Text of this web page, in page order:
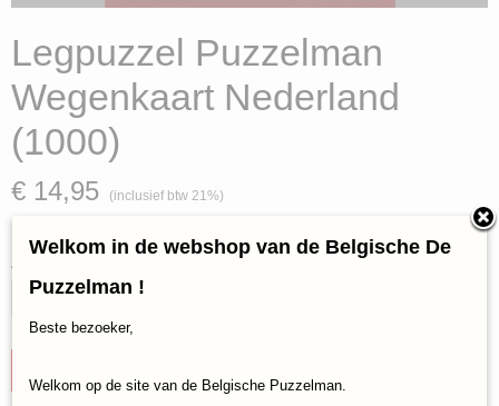
Legpuzzel Puzzelman
Wegenkaart Nederland
(1000)
€ 14,95 (inclusief btw 21%)
Aantal
Welkom in de webshop van de Belgische De
Puzzelman !
Beste bezoeker,
Welkom op de site van de Belgische Puzzelman.